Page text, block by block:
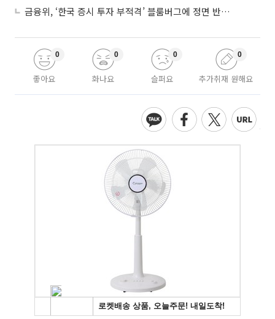
금융위, ‘한국 증시 투자 부적격’ 블룸버그에 정면 반박…“근거 불분명”
좋아요
0
화나요
0
슬퍼요
0
추가취재 원해요
0